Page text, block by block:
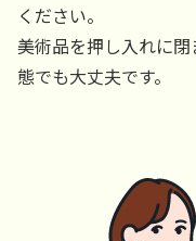
ください。
美術品を押し入れに
態でも大丈夫です。